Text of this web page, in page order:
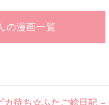
の漫画一覧
カ待ち☆ふたご絵日記 –